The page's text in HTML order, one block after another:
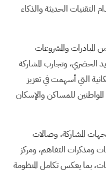
التقنيات الحديثة والذكاء
والمشروعات
الحضري، وتجارب المشاركة
التي أسهمت في تعزيز
للمساكن والإسكان
المشاركة، وصالات
ومذكرات التفاهم، ومركز
بما يعكس تكامل المنظومة